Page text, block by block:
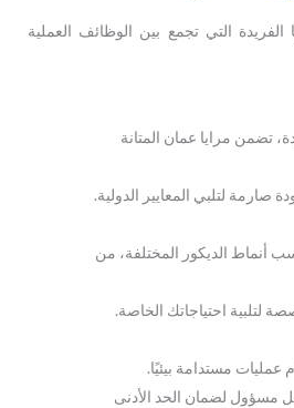
التي تجمع بين الوظائف العملية
تضمن مرايا عمان المتانة
لتلبي المعايير الدولية.
أنماط الديكور المختلفة، من
لتلبية احتياجاتك الخاصة.
عمليات مستدامة بيئيًا.
مسؤول لضمان الحد الأدنى